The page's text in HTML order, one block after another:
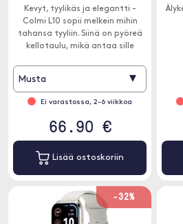
Kevyt, tyylikäs ja elegantti -
Colmi L10 sopii melkein mihin
tahansa tyyliin. Siinä on pyöreä
kellotaulu, mikä antaa sille
Musta ▾
Ei varastossa, 2-6 viikkoa
66.90 €
Lisää ostoskoriin
-32%